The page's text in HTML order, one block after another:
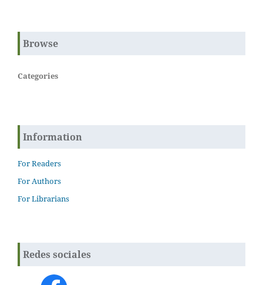
Browse
Categories
Information
For Readers
For Authors
For Librarians
Redes sociales